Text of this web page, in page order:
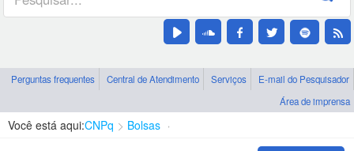
Perguntas frequentes Central de Atendimento Serviços
E-mail do Pesquisador
Área de imprensa
Você está aqui:CNPq Bolsas